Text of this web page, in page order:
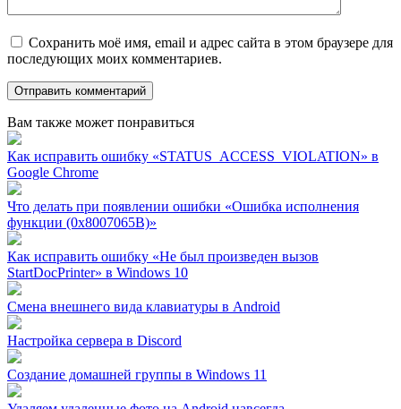
Сохранить моё имя, email и адрес сайта в этом браузере для
последующих моих комментариев.
Вам также может понравиться
Как исправить ошибку «STATUS_ACCESS_VIOLATION» в
Google Chrome
Что делать при появлении ошибки «Ошибка исполнения
функции (0x8007065B)»
Как исправить ошибку «Не был произведен вызов
StartDocPrinter» в Windows 10
Смена внешнего вида клавиатуры в Android
Настройка сервера в Discord
Создание домашней группы в Windows 11